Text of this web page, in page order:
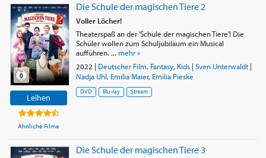
Leihen
Ähnliche Filme
Die Schule der magischen Tiere 2
Voller Löcher!
Theaterspaß an der 'Schule der magischen Tiere'! Die
Schüler wollen zum Schuljubiläum ein Musical
aufführen. ... mehr »
2022 | Deutscher Film, Fantasy, Kids| Sven Unterwaldt|
Nadja Uhl, Emilia Maier, Emilia Pieske
DVD Blu-ray Stream
Die Schule der magischen Tiere 3